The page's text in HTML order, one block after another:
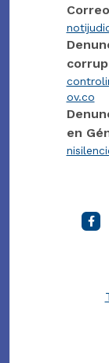
ov.co
en